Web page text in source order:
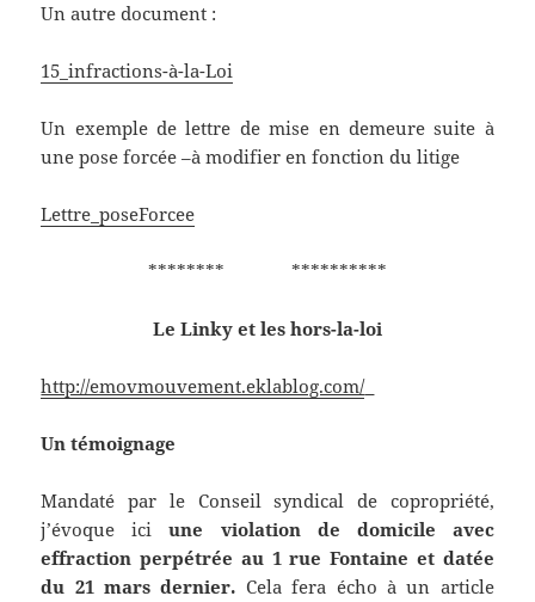
Un autre document :
15_infractions-à-la-Loi
Un exemple de lettre de mise en demeure suite à
une pose forcée –à modifier en fonction du litige
Lettre_poseForcee
******** **********
Le Linky et les hors-la-loi
http://emovmouvement.eklablog.com/
Un témoignage
Mandaté par le Conseil syndical de copropriété,
j’évoque iciune violation de domicile avec
effraction perpétrée au 1 rue Fontaine et datée
du 21 mars dernier. Cela fera écho à un article